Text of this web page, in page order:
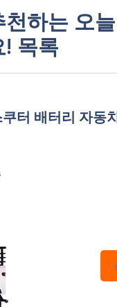
하는 오
목록
터 배터리 자동